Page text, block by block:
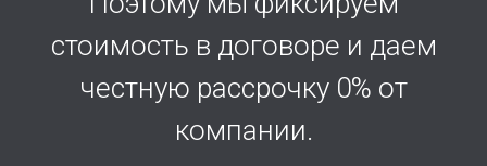
стоимость в договоре и даем
честную рассрочку 0% от
компании.